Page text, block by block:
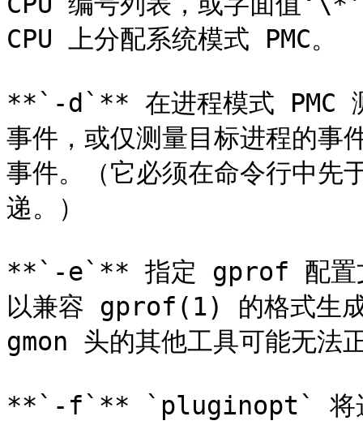
CPU 上分配系统模式 PMC。
**`-d`** 在进程模式 PMC 测
事件，或仅测量目标进程的事
事件。（它必须在命令行
递。）
**`-e`** 指定 gprof 配置文
以兼容 gprof(1) 的格式生成
gmon 头的其他工具可能无法
**`-f`** `pluginopt` 将选